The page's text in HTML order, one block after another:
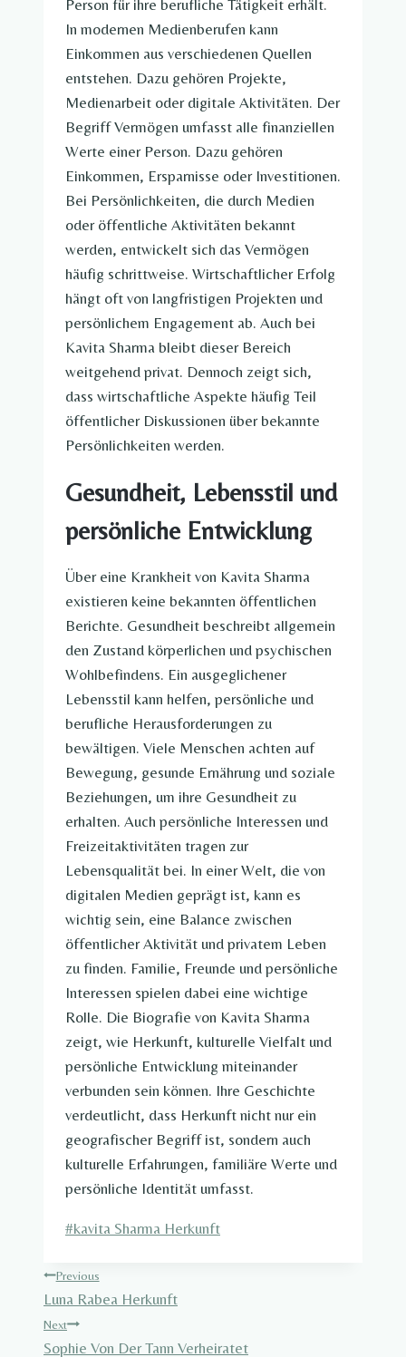
Person für ihre berufliche Tätigkeit erhält.
In modernen Medienberufen kann
Einkommen aus verschiedenen Quellen
entstehen. Dazu gehören Projekte,
Medienarbeit oder digitale Aktivitäten. Der
Begriff Vermögen umfasst alle finanziellen
Werte einer Person. Dazu gehören
Einkommen, Ersparnisse oder Investitionen.
Bei Persönlichkeiten, die durch Medien
oder öffentliche Aktivitäten bekannt
werden, entwickelt sich das Vermögen
häufig schrittweise. Wirtschaftlicher Erfolg
hängt oft von langfristigen Projekten und
persönlichem Engagement ab. Auch bei
Kavita Sharma bleibt dieser Bereich
weitgehend privat. Dennoch zeigt sich,
dass wirtschaftliche Aspekte häufig Teil
öffentlicher Diskussionen über bekannte
Persönlichkeiten werden.
Gesundheit, Lebensstil und
persönliche Entwicklung
Über eine Krankheit von Kavita Sharma
existieren keine bekannten öffentlichen
Berichte. Gesundheit beschreibt allgemein
den Zustand körperlichen und psychischen
Wohlbefindens. Ein ausgeglichener
Lebensstil kann helfen, persönliche und
berufliche Herausforderungen zu
bewältigen. Viele Menschen achten auf
Bewegung, gesunde Ernährung und soziale
Beziehungen, um ihre Gesundheit zu
erhalten. Auch persönliche Interessen und
Freizeitaktivitäten tragen zur
Lebensqualität bei. In einer Welt, die von
digitalen Medien geprägt ist, kann es
wichtig sein, eine Balance zwischen
öffentlicher Aktivität und privatem Leben
zu finden. Familie, Freunde und persönliche
Interessen spielen dabei eine wichtige
Rolle. Die Biografie von Kavita Sharma
zeigt, wie Herkunft, kulturelle Vielfalt und
persönliche Entwicklung miteinander
verbunden sein können. Ihre Geschichte
verdeutlicht, dass Herkunft nicht nur ein
geografischer Begriff ist, sondern auch
kulturelle Erfahrungen, familiäre Werte und
persönliche Identität umfasst.
Post
#kavita Sharma Herkunft
Post
navigation
Previous
Luna Rabea Herkunft
Next
Sophie Von Der Tann Verheiratet